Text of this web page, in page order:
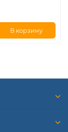
В корзину